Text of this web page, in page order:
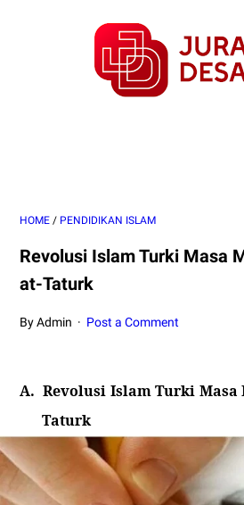
HOME / PENDIDIKAN ISLAM
Revolusi Islam Turki Masa
at-Taturk
By Admin Post a Comment
A. Revolusi Islam Turki Masa
Taturk